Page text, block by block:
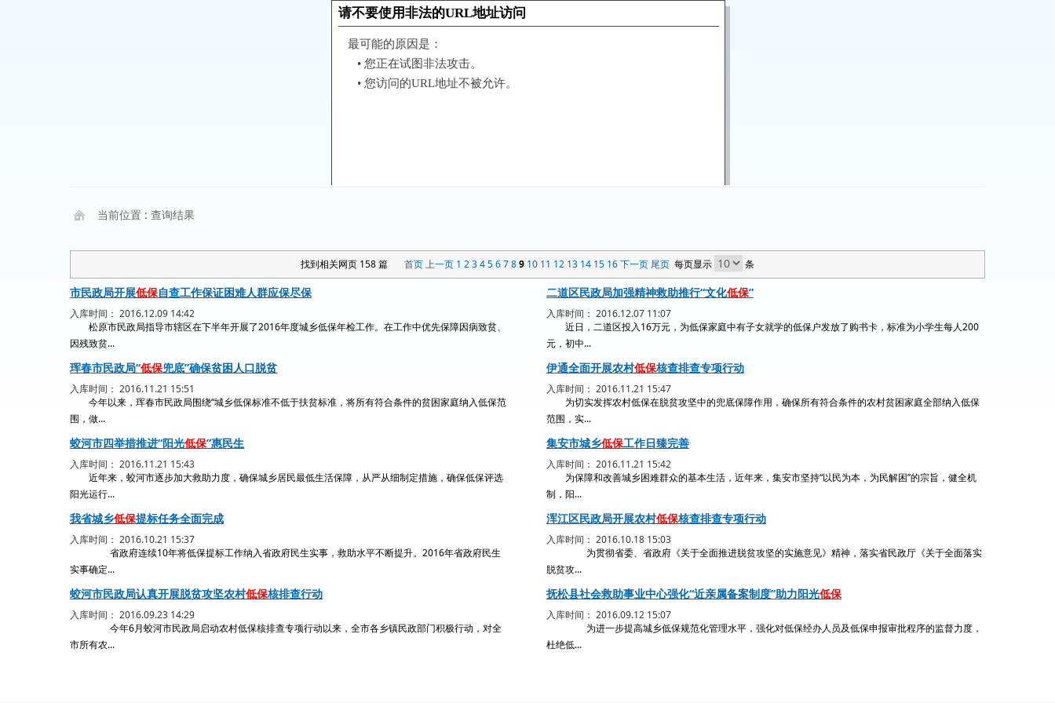
当前位置 : 查询结果
找到相关网页 158 篇 首页上一页 1 23456789 10 11 12 13 14 15 16下一页 尾页 每页显示 条
市民政局开展低保自查工作保证困难人群应保尽保
入库时间： 2016.12.09 14:42
松原市民政局指导市辖区在下半年开展了2016年度城乡低保年检工作。在工作中优先保障因病致贫、
因残致贫...
二道区民政局加强精神救助推行“文化低保”
入库时间： 2016.12.07 11:07
近日，二道区投入16万元，为低保家庭中有子女就学的低保户发放了购书卡，标准为小学生每人200
元，初中...
珲春市民政局“低保兜底”确保贫困人口脱贫
入库时间： 2016.11.21 15:51
今年以来，珲春市民政局围绕“城乡低保标准不低于扶贫标准，将所有符合条件的贫困家庭纳入低保范
围，做...
伊通全面开展农村低保核查排查专项行动
入库时间： 2016.11.21 15:47
为切实发挥农村低保在脱贫攻坚中的兜底保障作用，确保所有符合条件的农村贫困家庭全部纳入低保
范围，实...
蛟河市四举措推进“阳光低保”惠民生
入库时间： 2016.11.21 15:43
近年来，蛟河市逐步加大救助力度，确保城乡居民最低生活保障，从严从细制定措施，确保低保评选
阳光运行...
集安市城乡低保工作日臻完善
入库时间： 2016.11.21 15:42
为保障和改善城乡困难群众的基本生活，近年来，集安市坚持“以民为本，为民解困”的宗旨，健全机
制，阳...
我省城乡低保提标任务全面完成
入库时间： 2016.10.21 15:37
省政府连续10年将低保提标工作纳入省政府民生实事，救助水平不断提升。2016年省政府民生
实事确定...
浑江区民政局开展农村低保核查排查专项行动
入库时间： 2016.10.18 15:03
为贯彻省委、省政府《关于全面推进脱贫攻坚的实施意见》精神，落实省民政厅《关于全面落实
脱贫攻...
蛟河市民政局认真开展脱贫攻坚农村低保核排查行动
入库时间： 2016.09.23 14:29
今年6月蛟河市民政局启动农村低保核排查专项行动以来，全市各乡镇民政部门积极行动，对全
市所有农...
抚松县社会救助事业中心强化“近亲属备案制度”助力阳光低保
入库时间： 2016.09.12 15:07
为进一步提高城乡低保规范化管理水平，强化对低保经办人员及低保申报审批程序的监督力度，
杜绝低...